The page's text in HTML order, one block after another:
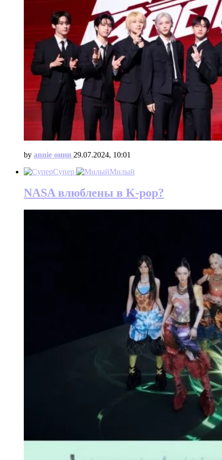
by annie онни 29.07.2024, 10:01
Супер
Милый
NASA влюблены в K-pop?